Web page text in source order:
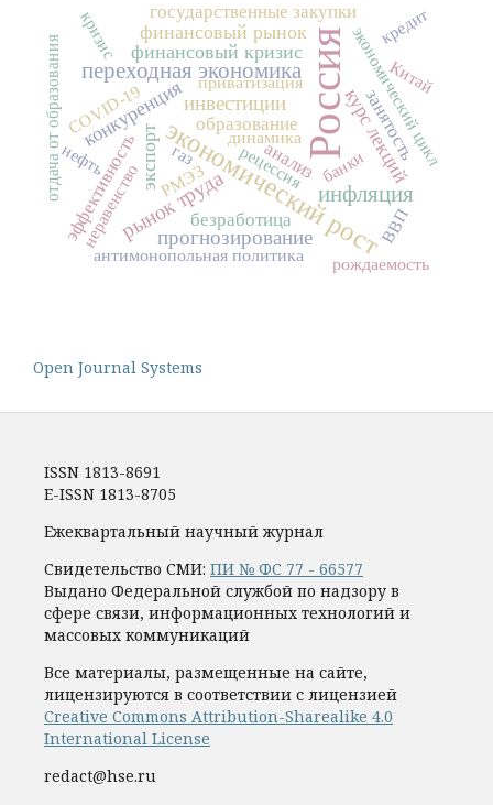
Россия
экономический рост
переходная экономика
инфляция
рынок труда
инвестиции
прогнозирование
финансовый кризис
курс лекций
финансовый рынок
конкуренция
экспорт
эффективность
образование занятость
безработица
анализ
государственные закупки
антимонопольная политика
экономический цикл
Китай
COVID-19
газ
кризис
неравенство
приватизация
нефть
отдача от образования банки
РМЭЗ
ВВП
рецессия
рождаемость
динамика
кредит
Open Journal Systems
ISSN 1813-8691
E-ISSN 1813-8705
Ежеквартальный научный журнал
Свидетельство СМИ: ПИ № ФС 77 - 66577
Выдано Федеральной службой по надзору в
сфере связи, информационных технологий и
массовых коммуникаций
Все материалы, размещенные на сайте,
лицензируются в соответствии с лицензией
Creative Commons Attribution-Sharealike 4.0
International License
redact@hse.ru